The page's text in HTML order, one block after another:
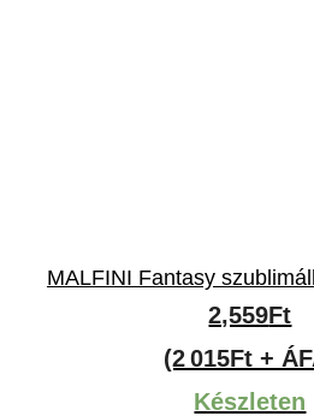
MALFINI Fantasy
2,559Ft
(2 015Ft +
Készleten